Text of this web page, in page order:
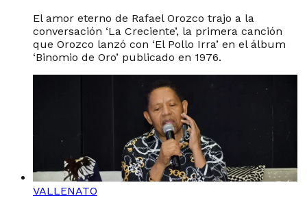
El amor eterno de Rafael Orozco trajo a la
conversación ‘La Creciente’, la primera canción
que Orozco lanzó con ‘El Pollo Irra’ en el álbum
‘Binomio de Oro’ publicado en 1976.
VALLENATO